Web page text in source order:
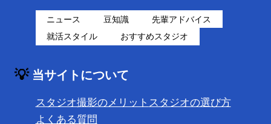
ニュース 豆知識
先輩アドバイス
就活スタイル
おすすめスタジオ
💡 当サイトについて
スタジオ撮影のメリット スタジオの選び方
よくある質問